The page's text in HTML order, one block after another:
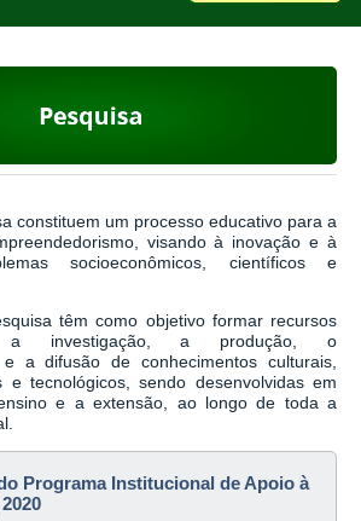
constituem um processo educativo para a
visando à inovação e à
socioeconômicos, científicos e
têm como objetivo formar recursos
a investigação, a produção, o
e a difusão de conhecimentos culturais,
e tecnológicos, sendo desenvolvidas em
e a extensão, ao longo de toda a
Programa Institucional de Apoio à